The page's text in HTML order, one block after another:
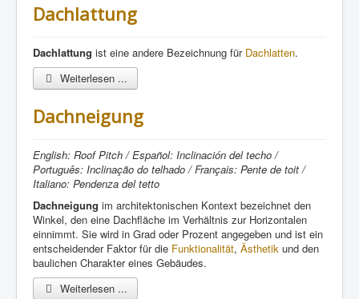
Dachlattung
Dachlattung ist eine andere Bezeichnung für Dachlatten.
Weiterlesen ...
Dachneigung
English: Roof Pitch / Español: Inclinación del techo /
Português: Inclinação do telhado / Français: Pente de toit /
Italiano: Pendenza del tetto
Dachneigung im architektonischen Kontext bezeichnet den
Winkel, den eine Dachfläche im Verhältnis zur Horizontalen
einnimmt. Sie wird in Grad oder Prozent angegeben und ist ein
entscheidender Faktor für die Funktionalität, Ästhetik und den
baulichen Charakter eines Gebäudes.
Weiterlesen ...